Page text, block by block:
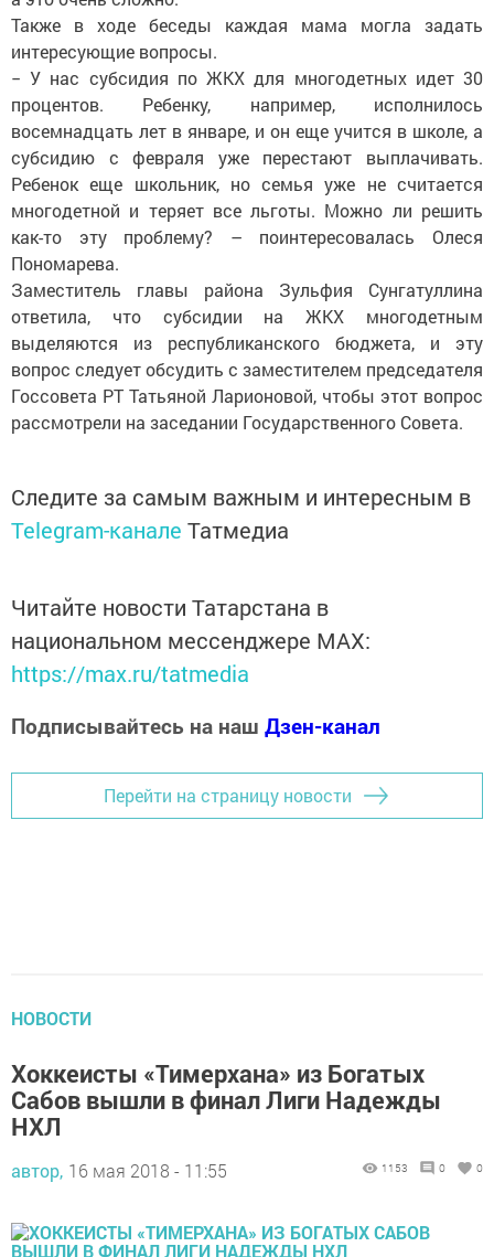
Также в ходе беседы каждая мама могла задать
интересующие вопросы.
− У нас субсидия по ЖКХ для многодетных идет 30
процентов. Ребенку, например, исполнилось
восемнадцать лет в январе, и он еще учится в школе, а
субсидию с февраля уже перестают выплачивать.
Ребенок еще школьник, но семья уже не считается
многодетной и теряет все льготы. Можно ли решить
как-то эту проблему? – поинтересовалась Олеся
Пономарева.
Заместитель главы района Зульфия Сунгатуллина
ответила, что субсидии на ЖКХ многодетным
выделяются из республиканского бюджета, и эту
вопрос следует обсудить с заместителем председателя
Госсовета РТ Татьяной Ларионовой, чтобы этот вопрос
рассмотрели на заседании Государственного Совета.
Следите за самым важным и интересным в
Telegram-канале Татмедиа
Читайте новости Татарстана в
национальном мессенджере MАХ:
https://max.ru/tatmedia
Подписывайтесь на наш Дзен-канал
Перейти на страницу новости
НОВОСТИ
Хоккеисты «Тимерхана» из Богатых
Сабов вышли в финал Лиги Надежды
НХЛ
автор, 16 мая 2018 - 11:55 1153 0 0